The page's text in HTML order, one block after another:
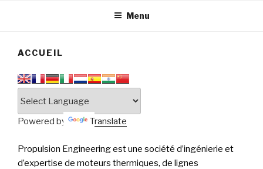
PERFORMANCE
Menu
ACCUEIL
Powered by Translate
Propulsion Engineering est une société d’ingénierie et
d’expertise de moteurs thermiques, de lignes